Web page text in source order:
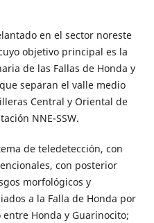
en el sector noreste
objetivo principal es la
de las Fallas de Honda y
separan el valle medio
Central y Oriental de
NNE-SSW.
de teledetección, con
con posterior
morfológicos y
a la Falla de Honda por
Honda y Guarinocito;